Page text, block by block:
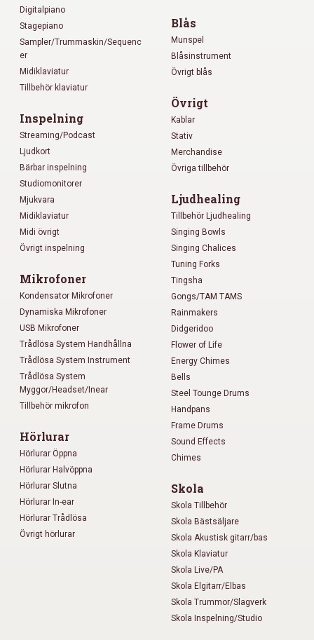
Digitalpiano
Stagepiano
Sampler/Trummaskin/Sequenc
er
Midiklaviatur
Tillbehör klaviatur
Inspelning
Streaming/Podcast
Ljudkort
Bärbar inspelning
Studiomonitorer
Mjukvara
Midiklaviatur
Midi övrigt
Övrigt inspelning
Mikrofoner
Kondensator Mikrofoner
Dynamiska Mikrofoner
USB Mikrofoner
Trådlösa System Handhållna
Trådlösa System Instrument
Trådlösa System
Myggor/Headset/Inear
Tillbehör mikrofon
Hörlurar
Hörlurar Öppna
Hörlurar Halvöppna
Hörlurar Slutna
Hörlurar In-ear
Hörlurar Trådlösa
Övrigt hörlurar
Blås
Munspel
Blåsinstrument
Övrigt blås
Övrigt
Kablar
Stativ
Merchandise
Övriga tillbehör
Ljudhealing
Tillbehör Ljudhealing
Singing Bowls
Singing Chalices
Tuning Forks
Tingsha
Gongs/TAM TAMS
Rainmakers
Didgeridoo
Flower of Life
Energy Chimes
Bells
Steel Tounge Drums
Handpans
Frame Drums
Sound Effects
Chimes
Skola
Skola Tillbehör
Skola Bästsäljare
Skola Akustisk gitarr/bas
Skola Klaviatur
Skola Live/PA
Skola Elgitarr/Elbas
Skola Trummor/Slagverk
Skola Inspelning/Studio